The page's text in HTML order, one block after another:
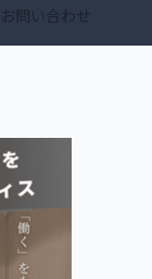
お問い合わせ